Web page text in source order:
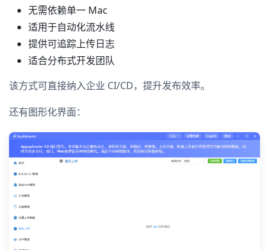
无需依赖单一 Mac
适用于自动化流水线
提供可追踪上传日志
适合分布式开发团队
该方式可直接纳入企业 CI/CD，提升发布效率。
还有图形化界面：